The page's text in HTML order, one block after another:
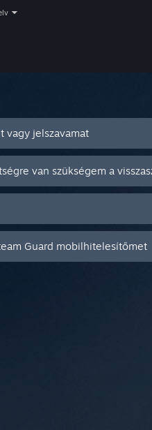
vagy jelszavamat
van szükségem a
Guard mobilhitelesítőmet